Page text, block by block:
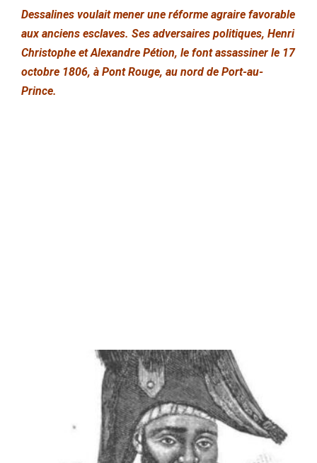
Dessalines voulait mener une réforme agraire favorable
aux anciens esclaves. Ses adversaires politiques, Henri
Christophe et Alexandre Pétion, le font assassiner le 17
octobre 1806, à Pont Rouge, au nord de Port-au-
Prince.